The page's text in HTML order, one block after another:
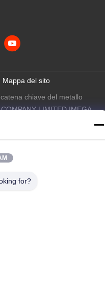
Mappa del sito
chiave del metallo
LIMITED IMEGA
for?